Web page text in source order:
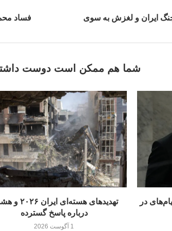
ایران و لغزش به سوی
فساد
شما هم ممکن است دوست
تهدیدهای هسته‌ای ایران
درباره پاسخ گسترده
1 آگوست 2026
در